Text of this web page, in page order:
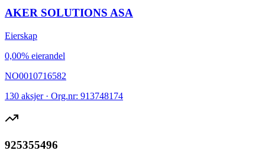
AKER SOLUTIONS ASA
Eierskap
0,00% eierandel
NO0010716582
130 aksjer · Org.nr: 913748174
925355496